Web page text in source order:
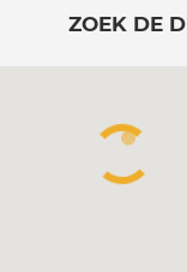
ZOEK DE